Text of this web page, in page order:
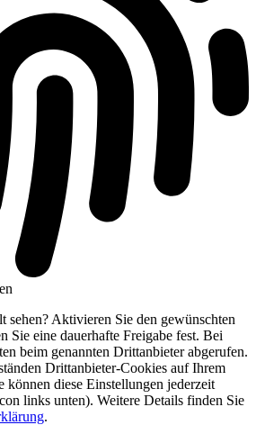
sehen? Aktivieren Sie den gewünschten
Sie eine dauerhafte Freigabe fest. Bei
beim genannten Drittanbieter abgerufen.
Drittanbieter-Cookies auf Ihrem
können diese Einstellungen jederzeit
links unten). Weitere Details finden Sie
.